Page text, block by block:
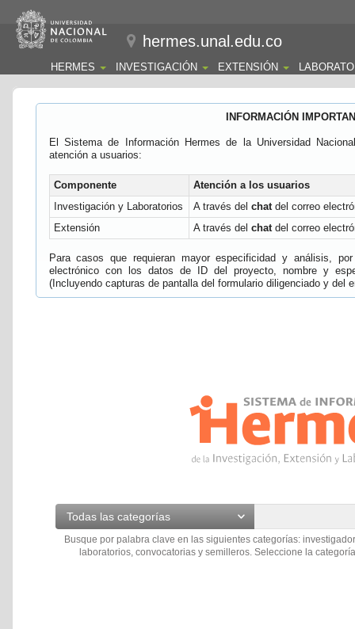
hermes.unal.edu.co
HERMES INVESTIGACIÓN EXTENSIÓN
INFORMACIÓN
El Sistema de Información Hermes de la Universidad
atención a usuarios:
Componente
Atención a los usuarios
Investigación y Laboratorios
A través del chatdel correo
Extensión
A través del chatdel correo
Para casos que requieran mayor especificidad y análisis,
electrónico con los datos de ID del proyecto, nombre y
(Incluyendo capturas de pantalla del formulario diligenciado y del
Todas las categorías
Busque por palabra clave en las siguientes categorías:
laboratorios, convocatorias y semilleros. Seleccione la